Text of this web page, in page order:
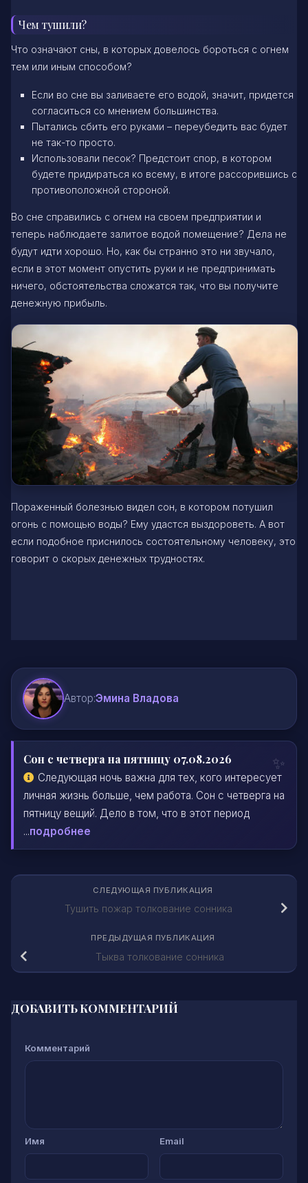
Чем тушили?
Что означают сны, в которых довелось бороться с огнем
тем или иным способом?
Если во сне вы заливаете его водой, значит, придется
согласиться со мнением большинства.
Пытались сбить его руками – переубедить вас будет
не так-то просто.
Использовали песок? Предстоит спор, в котором
будете придираться ко всему, в итоге рассорившись с
противоположной стороной.
Во сне справились с огнем на своем предприятии и
теперь наблюдаете залитое водой помещение? Дела не
будут идти хорошо. Но, как бы странно это ни звучало,
если в этот момент опустить руки и не предпринимать
ничего, обстоятельства сложатся так, что вы получите
денежную прибыль.
Пораженный болезнью видел сон, в котором потушил
огонь с помощью воды? Ему удастся выздороветь. А вот
если подобное приснилось состоятельному человеку, это
говорит о скорых денежных трудностях.
Автор:Эмина Владова
Сон с четверга на пятницу 07.08.2026
Следующая ночь важна для тех, кого интересует
личная жизнь больше, чем работа. Сон с четверга на
пятницу вещий. Дело в том, что в этот период
...подробнее
СЛЕДУЮЩАЯ ПУБЛИКАЦИЯ
Тушить пожар толкование сонника
ПРЕДЫДУЩАЯ ПУБЛИКАЦИЯ
Тыква толкование сонника
ДОБАВИТЬ КОММЕНТАРИЙ
Комментарий
Имя Email